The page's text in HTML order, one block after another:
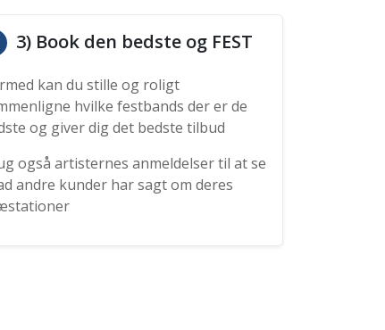
3) Book den bedste og FEST
kan du stille og roligt
hvilke festbands der er de
og giver dig det bedste tilbud
også artisternes anmeldelser til at se
andre kunder har sagt om deres